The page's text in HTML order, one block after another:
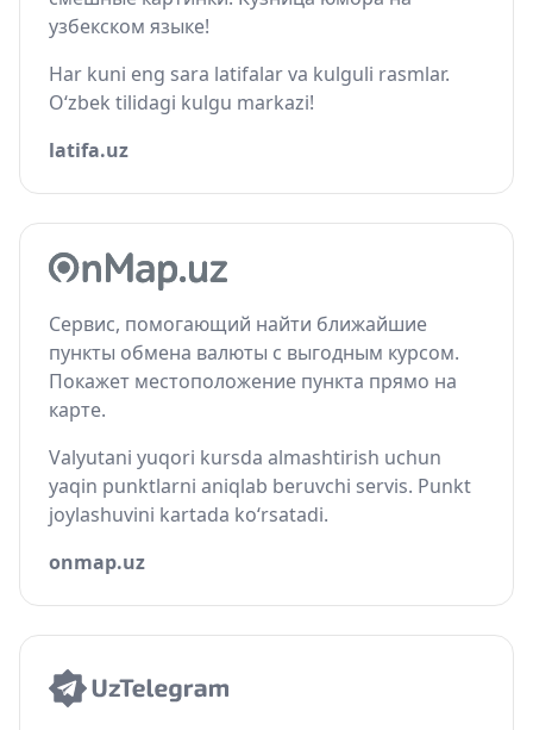
узбекском языке!
Har kuni eng sara latifalar va kulguli rasmlar.
O‘zbek tilidagi kulgu markazi!
latifa.uz
Сервис, помогающий найти ближайшие
пункты обмена валюты с выгодным курсом.
Покажет местоположение пункта прямо на
карте.
Valyutani yuqori kursda almashtirish uchun
yaqin punktlarni aniqlab beruvchi servis. Punkt
joylashuvini kartada ko‘rsatadi.
onmap.uz